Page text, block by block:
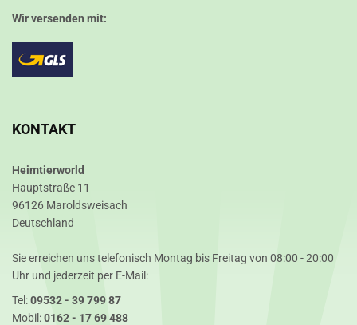
Wir versenden mit:
KONTAKT
Heimtierworld
Hauptstraße 11
96126 Maroldsweisach
Deutschland
Sie erreichen uns telefonisch Montag bis Freitag von 08:00 - 20:00
Uhr und jederzeit per E-Mail:
Tel:09532 - 39 799 87
Mobil:0162 - 17 69 488